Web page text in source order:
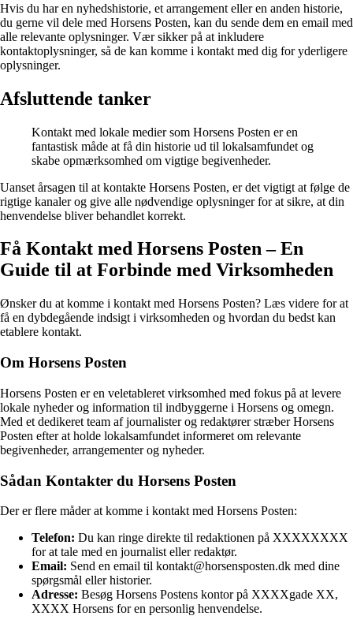
Hvis du har en nyhedshistorie, et arrangement eller en anden historie,
du gerne vil dele med Horsens Posten, kan du sende dem en email med
alle relevante oplysninger. Vær sikker på at inkludere
kontaktoplysninger, så de kan komme i kontakt med dig for yderligere
oplysninger.
Afsluttende tanker
Kontakt med lokale medier som Horsens Posten er en
fantastisk måde at få din historie ud til lokalsamfundet og
skabe opmærksomhed om vigtige begivenheder.
Uanset årsagen til at kontakte Horsens Posten, er det vigtigt at følge de
rigtige kanaler og give alle nødvendige oplysninger for at sikre, at din
henvendelse bliver behandlet korrekt.
Få Kontakt med Horsens Posten – En
Guide til at Forbinde med Virksomheden
Ønsker du at komme i kontakt med Horsens Posten? Læs videre for at
få en dybdegående indsigt i virksomheden og hvordan du bedst kan
etablere kontakt.
Om Horsens Posten
Horsens Posten er en veletableret virksomhed med fokus på at levere
lokale nyheder og information til indbyggerne i Horsens og omegn.
Med et dedikeret team af journalister og redaktører stræber Horsens
Posten efter at holde lokalsamfundet informeret om relevante
begivenheder, arrangementer og nyheder.
Sådan Kontakter du Horsens Posten
Der er flere måder at komme i kontakt med Horsens Posten:
Telefon: Du kan ringe direkte til redaktionen på XXXXXXXX
for at tale med en journalist eller redaktør.
Email: Send en email til kontakt@horsensposten.dk med dine
spørgsmål eller historier.
Adresse: Besøg Horsens Postens kontor på XXXXgade XX,
XXXX Horsens for en personlig henvendelse.